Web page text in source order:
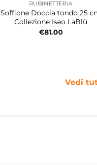
RUBINETTERIA
Soffione Doccia tondo 25
Collezione Iseo LaBlù
€81.00
Vedi